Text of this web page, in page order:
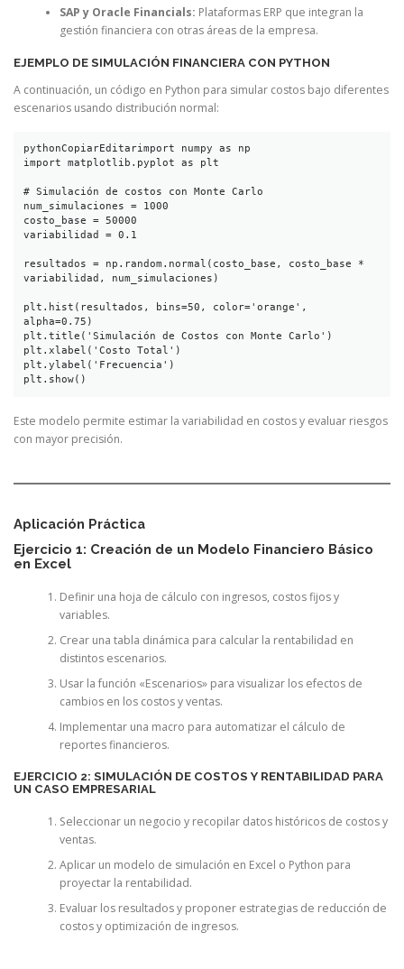
SAP y Oracle Financials: Plataformas ERP que integran la
gestión financiera con otras áreas de la empresa.
EJEMPLO DE SIMULACIÓN FINANCIERA CON PYTHON
A continuación, un código en Python para simular costos bajo diferentes
escenarios usando distribución normal:
pythonCopiarEditarimport numpy as np
import matplotlib.pyplot as plt
# Simulación de costos con Monte Carlo
num_simulaciones = 1000
costo_base = 50000
variabilidad = 0.1
resultados = np.random.normal(costo_base, costo_base *
variabilidad, num_simulaciones)
plt.hist(resultados, bins=50, color='orange',
alpha=0.75)
plt.title('Simulación de Costos con Monte Carlo')
plt.xlabel('Costo Total')
plt.ylabel('Frecuencia')
Este modelo permite estimar la variabilidad en costos y evaluar riesgos
con mayor precisión.
Aplicación Práctica
Ejercicio 1: Creación de un Modelo Financiero Básico
en Excel
Definir una hoja de cálculo con ingresos, costos fijos y
variables.
Crear una tabla dinámica para calcular la rentabilidad en
distintos escenarios.
Usar la función «Escenarios» para visualizar los efectos de
cambios en los costos y ventas.
Implementar una macro para automatizar el cálculo de
reportes financieros.
EJERCICIO 2: SIMULACIÓN DE COSTOS Y RENTABILIDAD PARA
UN CASO EMPRESARIAL
Seleccionar un negocio y recopilar datos históricos de costos y
ventas.
Aplicar un modelo de simulación en Excel o Python para
proyectar la rentabilidad.
Evaluar los resultados y proponer estrategias de reducción de
costos y optimización de ingresos.